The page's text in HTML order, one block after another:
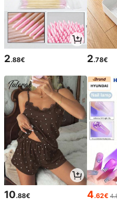
2.88€ 2.78€
10.88€ 4.62€